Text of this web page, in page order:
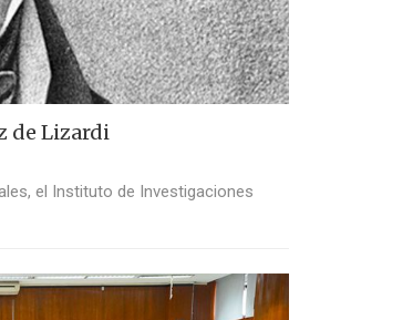
de Lizardi
el Instituto de Investigaciones